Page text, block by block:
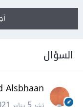
السؤال
Alsbhaan